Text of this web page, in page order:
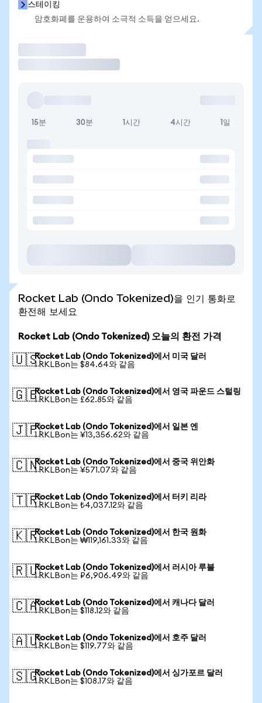
스테이킹
암호화폐를 운용하여 소극적 소득을 얻으세요.
15분 30분 1시간 4시간 1일
Rocket Lab (Ondo Tokenized)을 인기 통화로
환전해 보세요
Rocket Lab (Ondo Tokenized) 오늘의 환전 가격
🇺🇸Rocket Lab (Ondo Tokenized)에서 미국 달러
1 RKLBon는 $84.64와 같음
🇬🇧Rocket Lab (Ondo Tokenized)에서 영국 파운드 스털링
1 RKLBon는 £62.85와 같음
🇯🇵Rocket Lab (Ondo Tokenized)에서 일본 엔
1 RKLBon는 ¥13,356.62와 같음
🇨🇳Rocket Lab (Ondo Tokenized)에서 중국 위안화
1 RKLBon는 ¥571.07와 같음
🇹🇷Rocket Lab (Ondo Tokenized)에서 터키 리라
1 RKLBon는 ₺4,037.12와 같음
🇰🇷Rocket Lab (Ondo Tokenized)에서 한국 원화
1 RKLBon는 ₩119,161.33와 같음
🇷🇺Rocket Lab (Ondo Tokenized)에서 러시아 루블
1 RKLBon는 ₽6,906.49와 같음
🇨🇦Rocket Lab (Ondo Tokenized)에서 캐나다 달러
1 RKLBon는 $118.12와 같음
🇦🇺Rocket Lab (Ondo Tokenized)에서 호주 달러
1 RKLBon는 $119.77와 같음
🇸🇬Rocket Lab (Ondo Tokenized)에서 싱가포르 달러
1 RKLBon는 $108.17와 같음